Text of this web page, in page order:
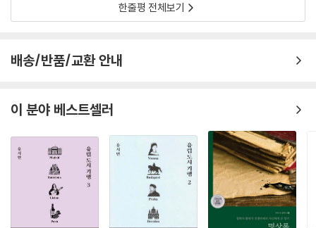
한줄평 전체보기
배송/반품/교환 안내
이 분야 베스트셀러